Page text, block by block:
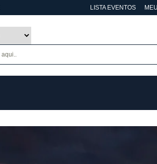
LISTA EVENTOS